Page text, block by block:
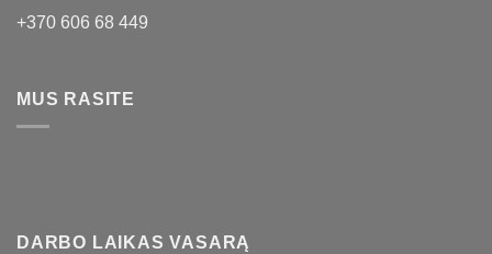
+370 606 68 449
MUS RASITE
DARBO LAIKAS VASARĄ